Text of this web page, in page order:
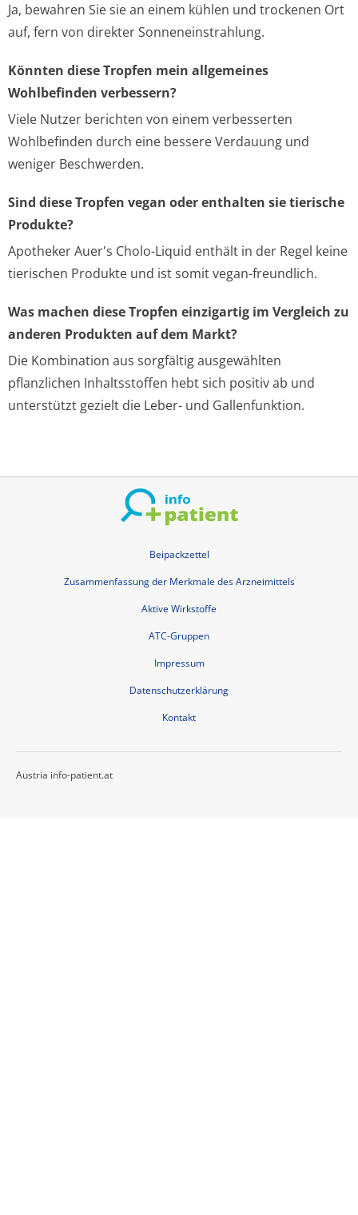
Ja, bewahren Sie sie an einem kühlen und trockenen Ort
auf, fern von direkter Sonneneinstrahlung.
Könnten diese Tropfen mein allgemeines
Wohlbefinden verbessern?
Viele Nutzer berichten von einem verbesserten
Wohlbefinden durch eine bessere Verdauung und
weniger Beschwerden.
Sind diese Tropfen vegan oder enthalten sie tierische
Produkte?
Apotheker Auer's Cholo-Liquid enthält in der Regel keine
tierischen Produkte und ist somit vegan-freundlich.
Was machen diese Tropfen einzigartig im Vergleich zu
anderen Produkten auf dem Markt?
Die Kombination aus sorgfältig ausgewählten
pflanzlichen Inhaltsstoffen hebt sich positiv ab und
unterstützt gezielt die Leber- und Gallenfunktion.
Beipackzettel
Zusammenfassung der Merkmale des Arzneimittels
Aktive Wirkstoffe
ATC-Gruppen
Impressum
Datenschutzerklärung
Kontakt
Austria info-patient.at